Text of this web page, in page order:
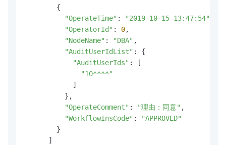
        {
"OperateTime" : "2019-10-15 13:47:54"
"OperatorId" : 0,
"NodeName" : "DBA" ,
"AuditUserIdList" : {
"AuditUserIds" : [
"10****"
            ]
          },
"OperateComment" : "理由：同意" ,
"WorkflowInsCode" :
"APPROVED"
        }
      ]